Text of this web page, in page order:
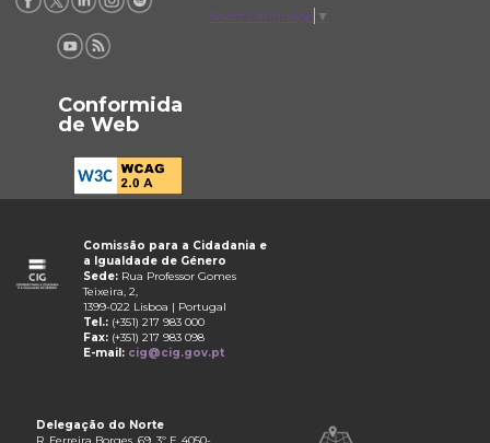
Select Language ▼
Conformida
de Web
Comissão para a Cidadania e
a Igualdade de Género
Sede: Rua Professor Gomes
Teixeira, 2,
1399-022 Lisboa | Portugal
Tel.: (+351) 217 983 000
Fax: (+351) 217 983 098
E-mail: cig@cig.gov.pt
Delegação do Norte